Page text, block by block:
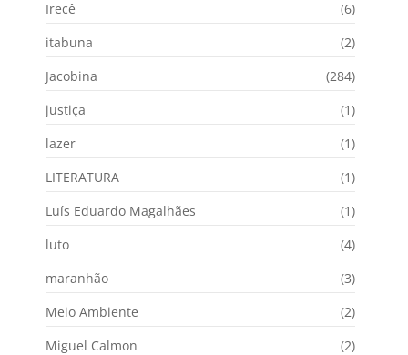
Irecê
(6)
itabuna
(2)
Jacobina
(284)
justiça
(1)
lazer
(1)
LITERATURA
(1)
Luís Eduardo Magalhães
(1)
luto
(4)
maranhão
(3)
Meio Ambiente
(2)
Miguel Calmon
(2)